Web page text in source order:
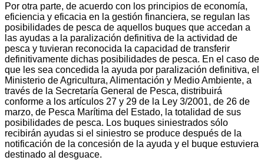
Por otra parte, de acuerdo con los principios de economía,
eficiencia y eficacia en la gestión financiera, se regulan las
posibilidades de pesca de aquellos buques que accedan a
las ayudas a la paralización definitiva de la actividad de
pesca y tuvieran reconocida la capacidad de transferir
definitivamente dichas posibilidades de pesca. En el caso de
que les sea concedida la ayuda por paralización definitiva, el
Ministerio de Agricultura, Alimentación y Medio Ambiente, a
través de la Secretaría General de Pesca, distribuirá
conforme a los artículos 27 y 29 de la Ley 3/2001, de 26 de
marzo, de Pesca Marítima del Estado, la totalidad de sus
posibilidades de pesca. Los buques siniestrados sólo
recibirán ayudas si el siniestro se produce después de la
notificación de la concesión de la ayuda y el buque estuviera
destinado al desguace.